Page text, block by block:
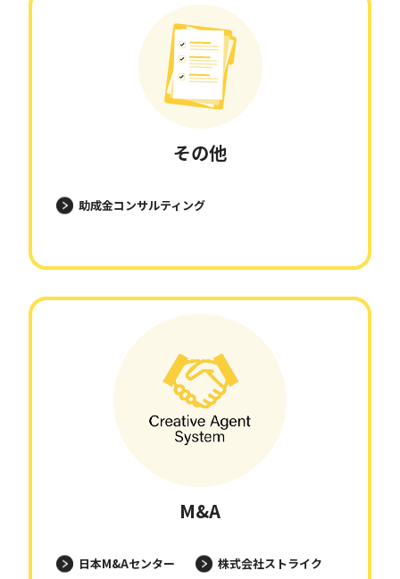
その他
助成金コンサルティング
M&A
日本M&Aセンター
株式会社ストライク